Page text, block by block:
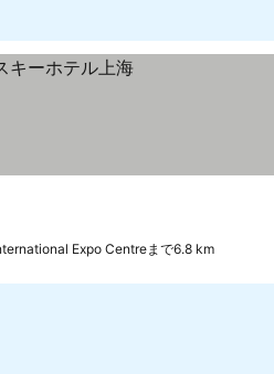
Expo Centreまで6.8 km